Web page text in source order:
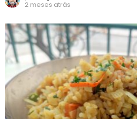
2 meses atrás